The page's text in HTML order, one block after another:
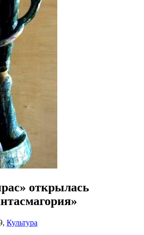
открылась
, Культура